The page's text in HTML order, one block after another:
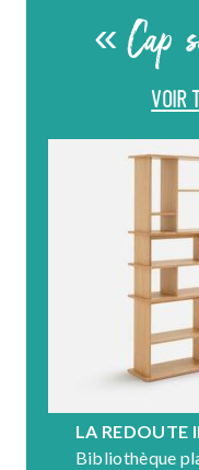
« Cap
VOIR
LA REDOUTE
Bibliothèque